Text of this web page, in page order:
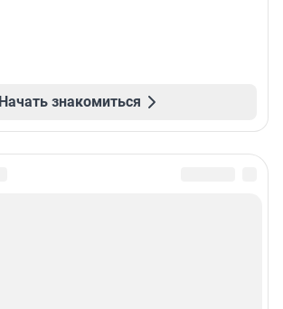
Начать знакомиться